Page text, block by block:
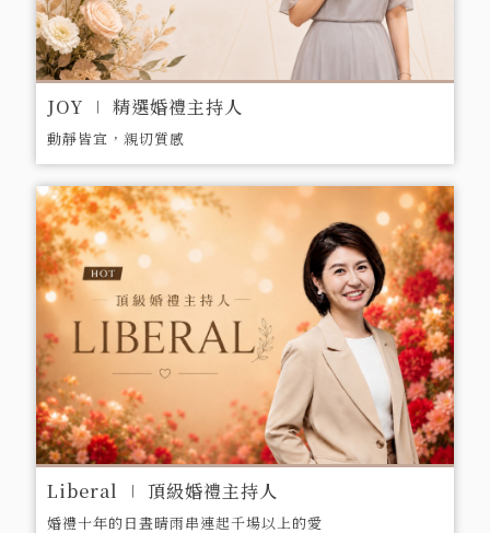
JOY ∣ 精選婚禮主持人
動靜皆宜，親切質感
Liberal ∣ 頂級婚禮主持人
婚禮十年的日晝晴雨串連起千場以上的愛